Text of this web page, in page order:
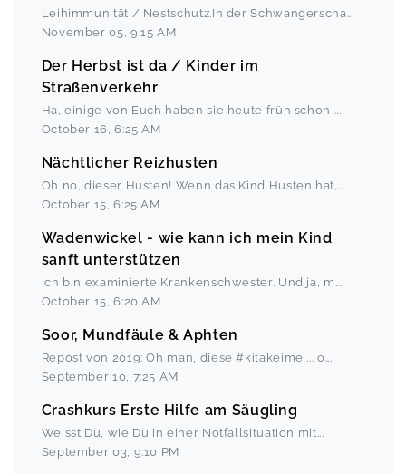
Leihimmunität / Nestschutz.In der Schwangerscha ...
November 05 9:15 AM
Der Herbst ist da / Kinder im
Straßenverkehr
Ha, einige von Euch haben sie heute früh schon ...
October 16 ,6:25 AM
Nächtlicher Reizhusten
Oh no, dieser Husten! Wenn das Kind Husten hat, ...
October 15 ,6:25 AM
Wadenwickel - wie kann ich mein Kind
sanft unterstützen
Ich bin examinierte Krankenschwester. Und ja, m ...
October 15 ,6:20 AM
Soor, Mundfäule & Aphten
Repost von 2019: Oh man, diese #kitakeime ... o...
September 10 7:25 AM
Crashkurs Erste Hilfe am Säugling
Weisst Du, wie Du in einer Notfallsituation mit...
September 03 9:10 PM